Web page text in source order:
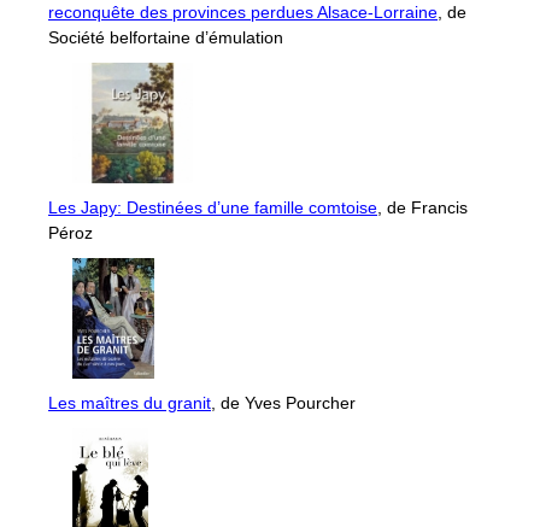
reconquête des provinces perdues Alsace-Lorraine , de
Société belfortaine d’émulation
Les Japy: Destinées d’une famille comtoise , de Francis
Péroz
Les maîtres du granit , de Yves Pourcher